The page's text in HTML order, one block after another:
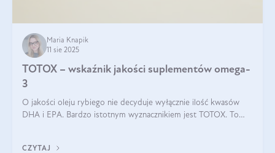
Maria Knapik
11 sie 2025
TOTOX – wskaźnik jakości suplementów omega-
3
O jakości oleju rybiego nie decyduje wyłącznie ilość kwasów
DHA i EPA. Bardzo istotnym wyznacznikiem jest TOTOX. To
CZYTAJ